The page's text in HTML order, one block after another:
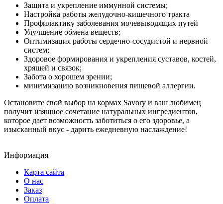
Защита и укрепление иммунной системы;
Настройка работы желудочно-кишечного тракта
Профилактику заболевания мочевыводящих путей
Улучшение обмена веществ;
Оптимизация работы сердечно-сосудистой и нервной
систем;
Здоровое формирования и укрепления суставов, костей,
хрящей и связок;
Забота о хорошем зрении;
минимизацию возникновения пищевой аллергии.
Остановите свой выбор на кормах Savory и ваш любимец
получит изящное сочетание натуральных ингредиентов,
которое дает возможность заботиться о его здоровье, а
изысканный вкус - дарить ежедневную наслаждение!
Информация
Карта сайта
О нас
Заказ
Оплата